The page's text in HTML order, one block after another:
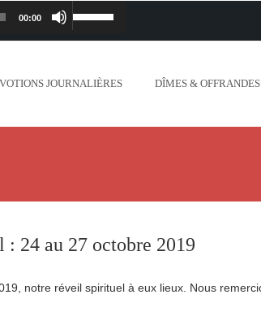
00:00 Utilisez
wp-
mappelle.mp3
Dieu-tout-puissant.mp3
JOURNALIÈRES DÎMES & OFFRANDES
24 au 27 octobre 2019
notre réveil spirituel à eux lieux. Nous